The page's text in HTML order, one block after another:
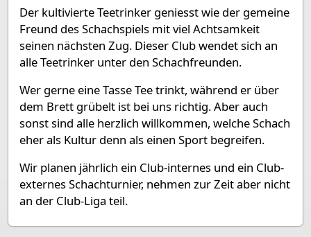
Der kultivierte Teetrinker geniesst wie der gemeine
Freund des Schachspiels mit viel Achtsamkeit
seinen nächsten Zug. Dieser Club wendet sich an
alle Teetrinker unter den Schachfreunden.
Wer gerne eine Tasse Tee trinkt, während er über
dem Brett grübelt ist bei uns richtig. Aber auch
sonst sind alle herzlich willkommen, welche Schach
eher als Kultur denn als einen Sport begreifen.
Wir planen jährlich ein Club-internes und ein Club-
externes Schachturnier, nehmen zur Zeit aber nicht
an der Club-Liga teil.